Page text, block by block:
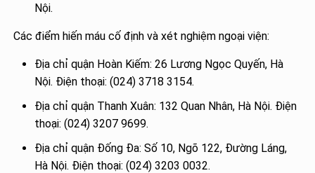
Nội.
Các điểm hiến máu cố định và xét nghiệm ngoại viện:
Địa chỉ quận Hoàn Kiếm: 26 Lương Ngọc Quyến, Hà
Nội. Điện thoại: (024) 3718 3154.
Địa chỉ quận Thanh Xuân: 132 Quan Nhân, Hà Nội. Điện
thoại: (024) 3207 9699.
Địa chỉ quận Đống Đa: Số 10, Ngõ 122, Đường Láng,
Hà Nội. Điện thoại: (024) 3203 0032.